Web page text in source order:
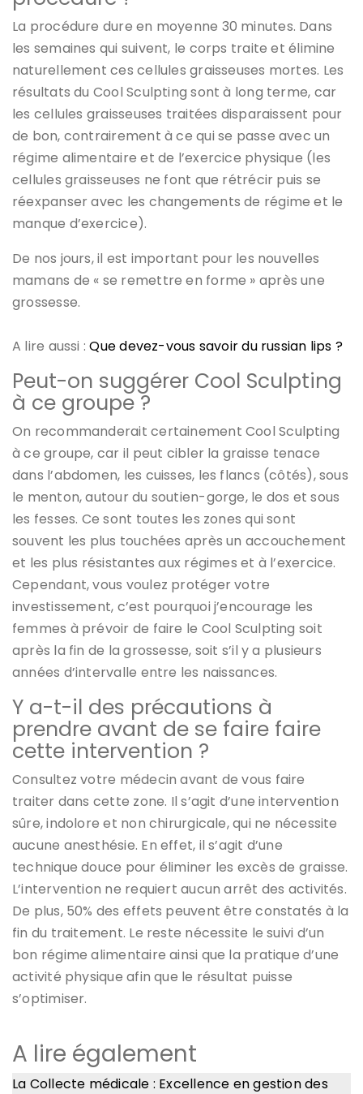
La procédure dure en moyenne 30 minutes. Dans
les semaines qui suivent, le corps traite et élimine
naturellement ces cellules graisseuses mortes. Les
résultats du Cool Sculpting sont à long terme, car
les cellules graisseuses traitées disparaissent pour
de bon, contrairement à ce qui se passe avec un
régime alimentaire et de l’exercice physique (les
cellules graisseuses ne font que rétrécir puis se
réexpanser avec les changements de régime et le
manque d’exercice).
De nos jours, il est important pour les nouvelles
mamans de « se remettre en forme » après une
grossesse.
A lire aussi :Que devez-vous savoir du russian lips ?
Peut-on suggérer Cool Sculpting
à ce groupe ?
On recommanderait certainement Cool Sculpting
à ce groupe, car il peut cibler la graisse tenace
dans l’abdomen, les cuisses, les flancs (côtés), sous
le menton, autour du soutien-gorge, le dos et sous
les fesses. Ce sont toutes les zones qui sont
souvent les plus touchées après un accouchement
et les plus résistantes aux régimes et à l’exercice.
Cependant, vous voulez protéger votre
investissement, c’est pourquoi j’encourage les
femmes à prévoir de faire le Cool Sculpting soit
après la fin de la grossesse, soit s’il y a plusieurs
années d’intervalle entre les naissances.
Y a-t-il des précautions à
prendre avant de se faire faire
cette intervention ?
Consultez votre médecin avant de vous faire
traiter dans cette zone. Il s’agit d’une intervention
sûre, indolore et non chirurgicale, qui ne nécessite
aucune anesthésie. En effet, il s’agit d’une
technique douce pour éliminer les excès de graisse.
L’intervention ne requiert aucun arrêt des activités.
De plus, 50% des effets peuvent être constatés à la
fin du traitement. Le reste nécessite le suivi d’un
bon régime alimentaire ainsi que la pratique d’une
activité physique afin que le résultat puisse
s’optimiser.
A lire également
La Collecte médicale : Excellence en gestion des